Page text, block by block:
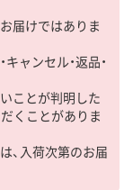
届けではありま
ャンセル・返品・
ことが判明した
くことがありま
、入荷次第のお届